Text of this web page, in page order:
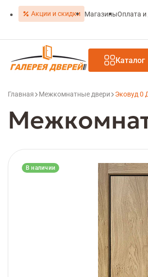
Акции и скидки МагазиныОплата и
Каталог
Главная Межкомнатные двери Эковуд 0
В наличии